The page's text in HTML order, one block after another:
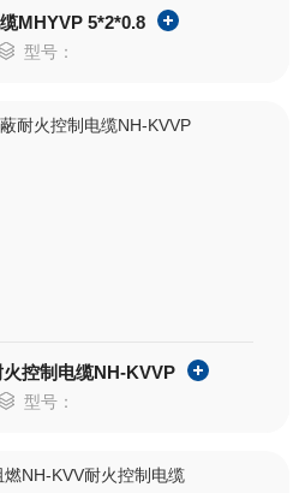
MHYVP 5*2*0.8
型号：
控制电缆NH-KVVP
型号：